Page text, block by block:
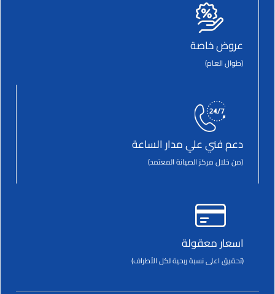
عروض خاصة
(طوال العام)
دعم فني علي مدار الساعة
(من خلال مركز الصيانة المعتمد)
اسعار معقولة
(تحقيق اعلى نسبة ربحية لكل الأطراف)